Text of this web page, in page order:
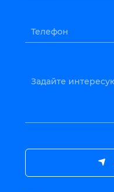
Телефон
Задайте